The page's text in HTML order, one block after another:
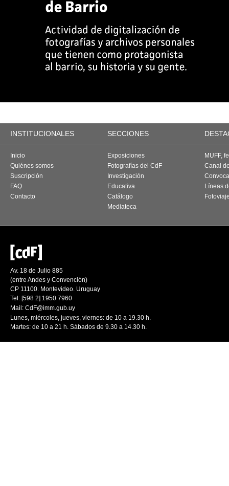
INSTITUCIONALES SECCIONES
Inicio
Quiénes somos
Suscripción
FAQ
Contacto
Exposiciones
Fotografías del CdF
Investigación
Educativa
Catálogo
Mediateca
MUFF,
Canal
Líneas
Av. 18 de Julio 885
(entre Andes y Convención)
CP 11100. Montevideo. Uruguay
Tel: [598 2] 1950 7960
Mail: CdF@imm.gub.uy
Lunes, miércoles, jueves, viernes: de 10 a 19.30 h.
Martes: de 10 a 21 h. Sábados de 9.30 a 14.30 h.